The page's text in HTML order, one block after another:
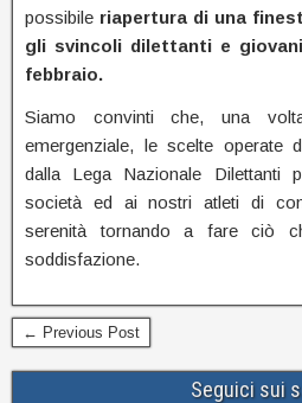
possibile riapertura di una
gli svincoli dilettanti e
febbraio.
Siamo convinti che, una
emergenziale, le scelte operate
dalla Lega Nazionale Dilettanti
società ed ai nostri atleti di
serenità tornando a fare ciò
soddisfazione.
← Previous Post
Seguici sui